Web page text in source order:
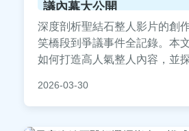
議內幕大公開
深度剖析聖結石整人影片的創
笑橋段到爭議事件全記錄。本
如何打造高人氣整人內容，並
慾。
2026-03-30